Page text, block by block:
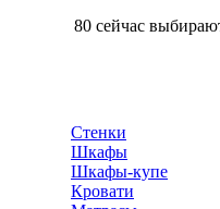
80 сейчас
Стенки
Шкафы
Шкафы-купе
Кровати